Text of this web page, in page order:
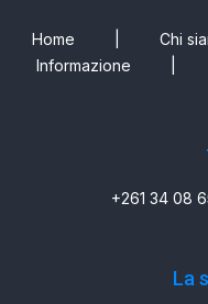
Home Chi
Informazione
+261 34 08
La